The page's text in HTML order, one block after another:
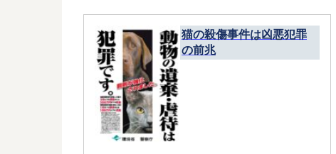
猫の殺傷事件は凶悪犯罪
の前兆